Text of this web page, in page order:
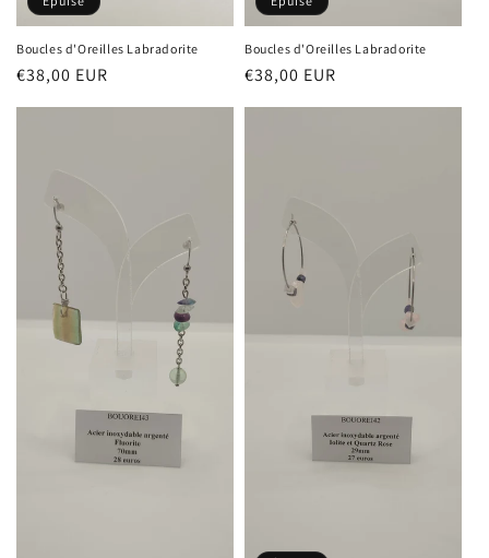
Boucles d'Oreilles Labradorite
Prix
habituel
€38,00 EUR
Boucles d'Oreilles Labradorite
Prix
habituel
€38,00 EUR